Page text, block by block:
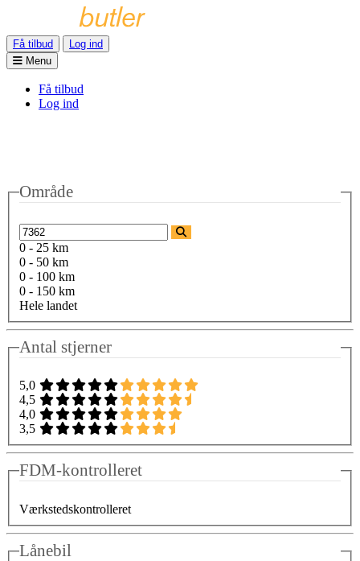
Få tilbud
Log ind
Menu
Få tilbud
Log ind
Område
0 - 25 km
0 - 50 km
0 - 100 km
0 - 150 km
Hele landet
Antal stjerner
5,0
4,5
4,0
3,5
FDM-kontrolleret
Værkstedskontrolleret
Lånebil